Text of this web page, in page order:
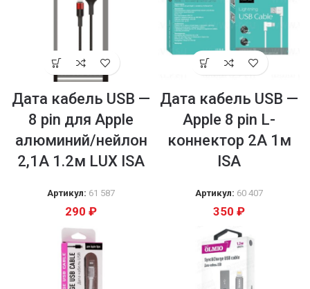
Дата кабель USB —
8 pin для Apple
алюминий/нейлон
2,1А 1.2м LUX ISA
Артикул: 61 587
290 ₽
Дата кабель USB —
Apple 8 pin L-
коннектор 2A 1м
ISA
Артикул: 60 407
350 ₽